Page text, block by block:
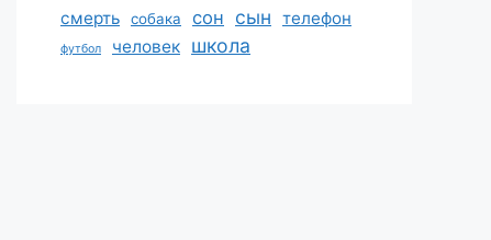
смерть собака сон сын телефон
футбол человек школа